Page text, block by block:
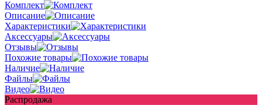
Комплект
Описание
Характеристики
Аксессуары
Отзывы
Похожие товары
Наличие
Файлы
Видео
Распродажа